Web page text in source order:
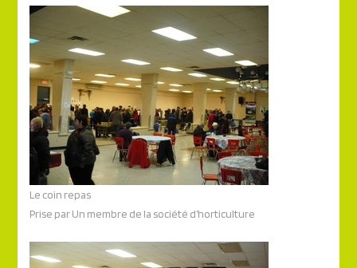
Le coin repas
Prise par Un membre de la société d’horticulture